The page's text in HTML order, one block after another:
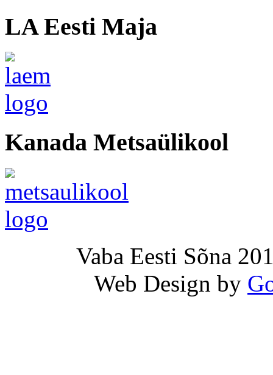
LA Eesti Maja
Kanada Metsaülikool
Vaba Eesti Sõna
Web Design by